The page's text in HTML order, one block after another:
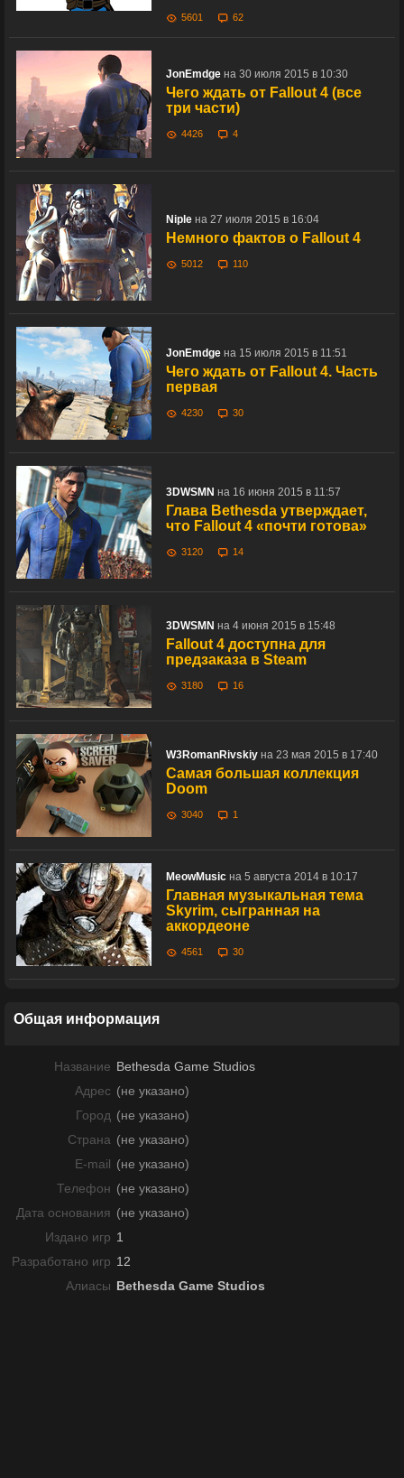
5601 62
JonEmdge на 30 июля 2015 в 10:30
Чего ждать от Fallout 4 (все
три части)
4426 4
Niple на 27 июля 2015 в 16:04
Немного фактов о Fallout 4
5012 110
JonEmdge на 15 июля 2015 в 11:51
Чего ждать от Fallout 4. Часть
первая
4230 30
3DWSMN на 16 июня 2015 в 11:57
Глава Bethesda утверждает,
что Fallout 4 «почти готова»
3120 14
3DWSMN на 4 июня 2015 в 15:48
Fallout 4 доступна для
предзаказа в Steam
3180 16
W3RomanRivskiy на 23 мая 2015 в 17:40
Самая большая коллекция
Doom
3040 1
MeowMusic на 5 августа 2014 в 10:17
Главная музыкальная тема
Skyrim, сыгранная на
аккордеоне
4561 30
Общая информация
Название Bethesda Game Studios
Адрес (не указано)
Город (не указано)
Страна (не указано)
E-mail (не указано)
Телефон (не указано)
Дата основания (не указано)
Издано игр 1
Разработано игр 12
Алиасы Bethesda Game Studios